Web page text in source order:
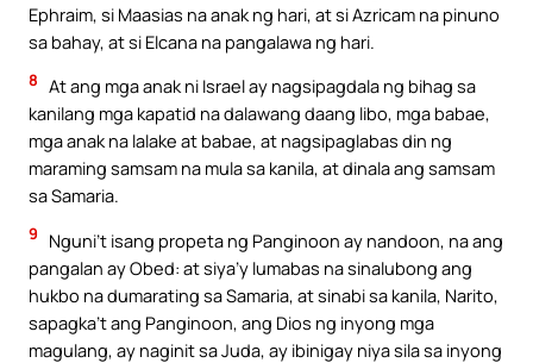
Ephraim, si Maasias na anak ng hari, at si Azricam na pinuno
sa bahay, at si Elcana na pangalawa ng hari.
8 At ang mga anak ni Israel ay nagsipagdala ng bihag sa
kanilang mga kapatid na dalawang daang libo, mga babae,
mga anak na lalake at babae, at nagsipaglabas din ng
maraming samsam na mula sa kanila, at dinala ang samsam
sa Samaria.
9
Nguni’t isang propeta ng Panginoon ay nandoon, na ang
pangalan ay Obed: at siya’y lumabas na sinalubong ang
hukbo na dumarating sa Samaria, at sinabi sa kanila, Narito,
sapagka’t ang Panginoon, ang Dios ng inyong mga
magulang, ay naginit sa Juda, ay ibinigay niya sila sa inyong